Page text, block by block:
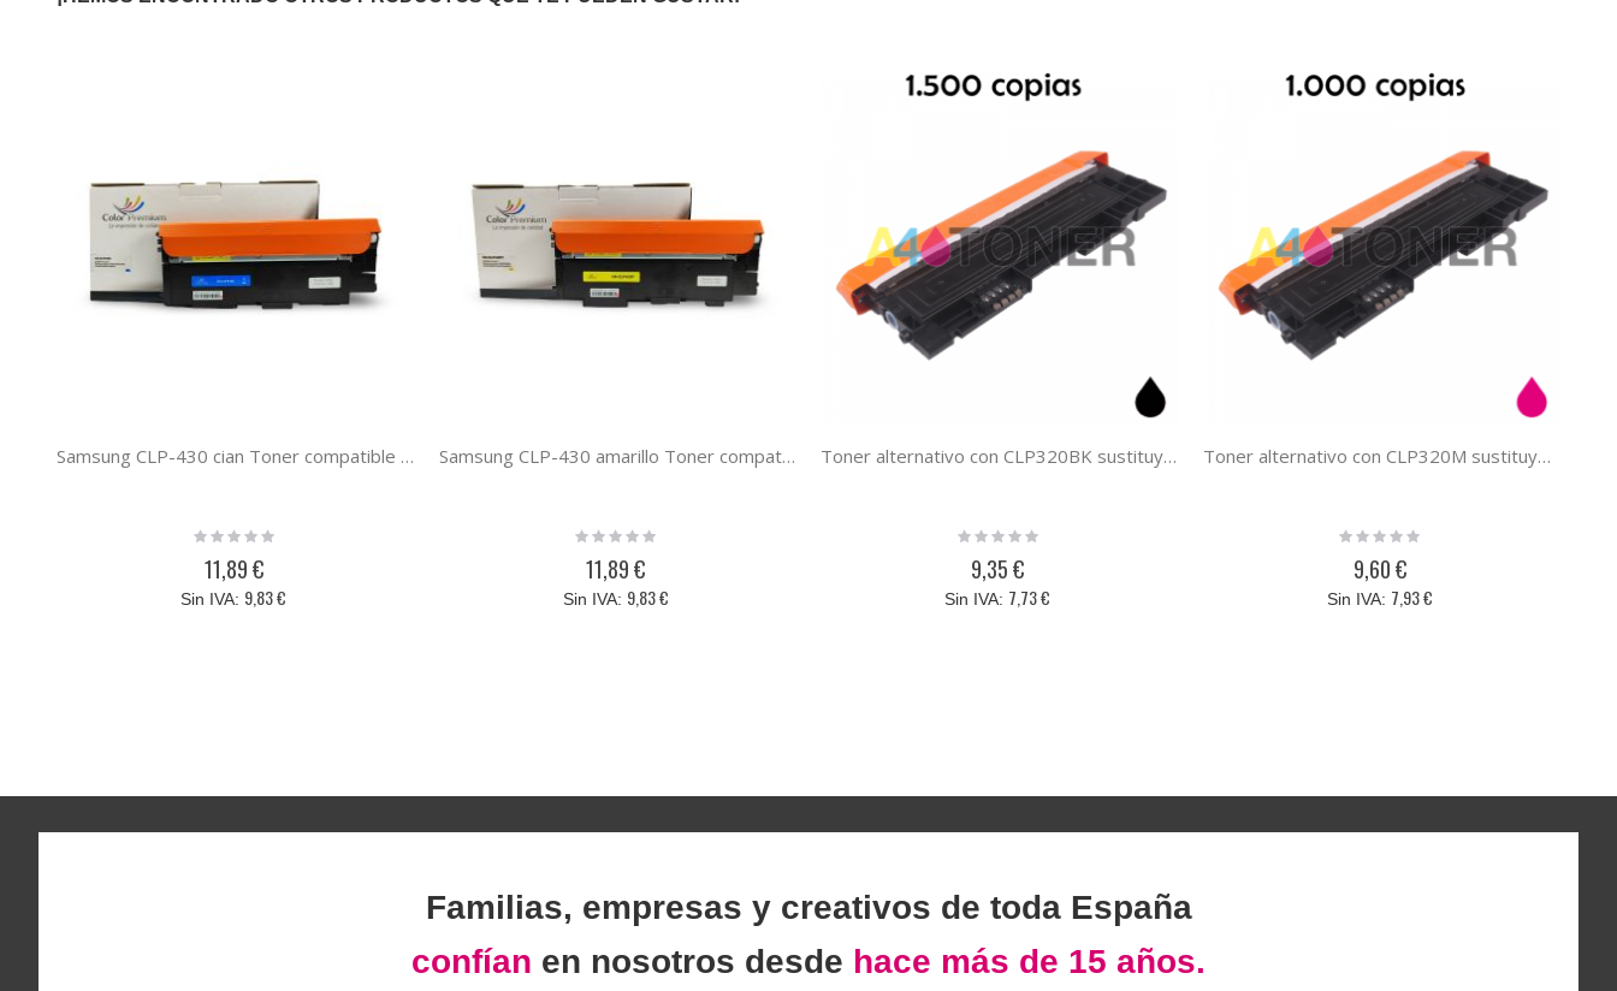
Samsung CLP-430 cian Toner compatible CLT-C404S
Rating:
11,89 €
9,83 €
Samsung CLP-430 amarillo Toner compatible CLT-Y404S
Rating:
11,89 €
9,83 €
Toner alternativo con CLP320BK sustituye al toner original CLP320BK CLT-K4072S/EL
Rating:
9,35 €
7,73 €
Toner alternativo con CLP320M sustituye al toner original CLP320M CLT-M4072S/EL
Rating:
9,60 €
7,93 €
Familias, empresas y creativos de toda España
confían en nosotros desde hace más de 15 años.